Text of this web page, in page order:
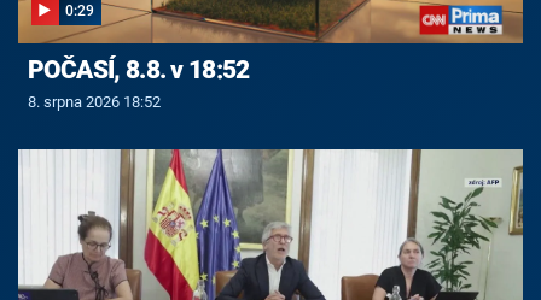
0:29
POČASÍ, 8.8. v 18:52
8. srpna 2026 18:52